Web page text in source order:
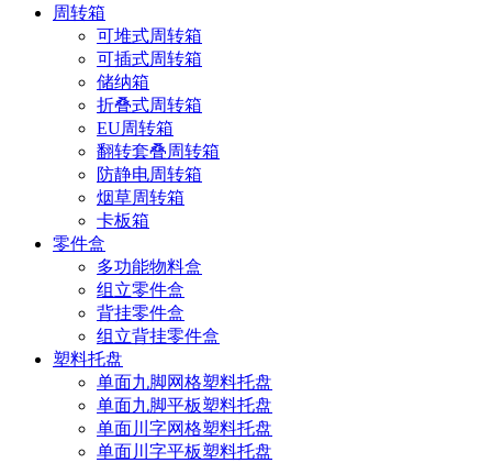
周转箱
可堆式周转箱
可插式周转箱
储纳箱
折叠式周转箱
EU周转箱
翻转套叠周转箱
防静电周转箱
烟草周转箱
卡板箱
零件盒
多功能物料盒
组立零件盒
背挂零件盒
组立背挂零件盒
塑料托盘
单面九脚网格塑料托盘
单面九脚平板塑料托盘
单面川字网格塑料托盘
单面川字平板塑料托盘